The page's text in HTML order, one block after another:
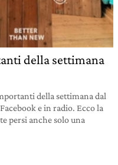
della settimana
della settimana dal
e in radio. Ecco la
persi anche solo una